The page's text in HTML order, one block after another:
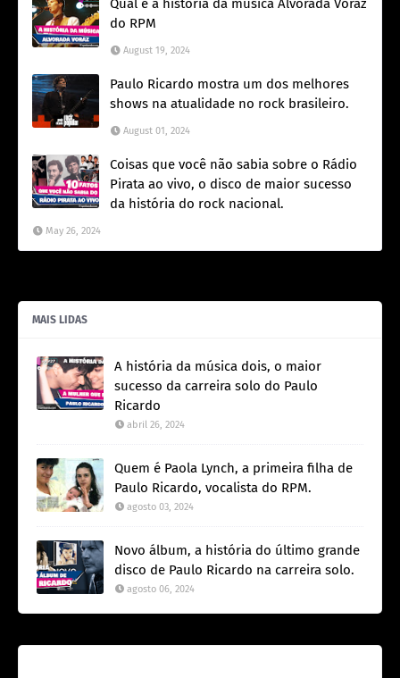
Qual é a história da música Alvorada Voraz
do RPM
August 19, 2024
Paulo Ricardo mostra um dos melhores
shows na atualidade no rock brasileiro.
August 01, 2024
Coisas que você não sabia sobre o Rádio
Pirata ao vivo, o disco de maior sucesso
da história do rock nacional.
May 26, 2024
MAIS LIDAS
A história da música dois, o maior
sucesso da carreira solo do Paulo
Ricardo
abril 26, 2024
Quem é Paola Lynch, a primeira filha de
Paulo Ricardo, vocalista do RPM.
agosto 03, 2024
Novo álbum, a história do último grande
disco de Paulo Ricardo na carreira solo.
agosto 06, 2024